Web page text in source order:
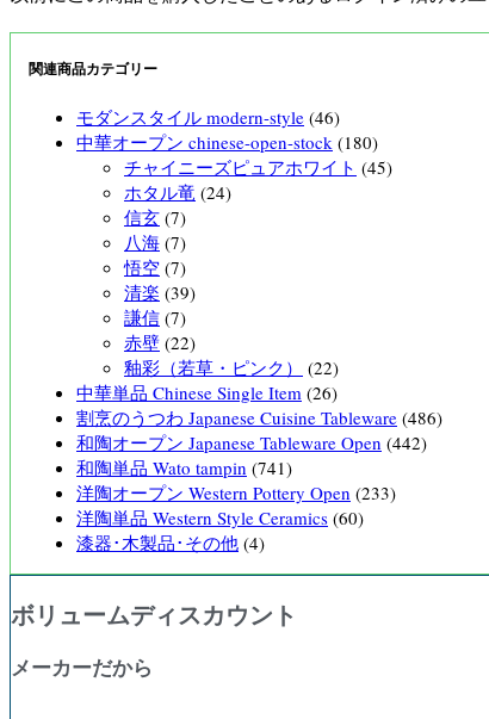
関連商品カテゴリー
モダンスタイル modern-style (46)
中華オープン chinese-open-stock (180)
チャイニーズピュアホワイト (45)
ホタル竜 (24)
信玄 (7)
八海 (7)
悟空 (7)
清楽 (39)
謙信 (7)
赤壁 (22)
釉彩（若草・ピンク）
(22)
中華単品 Chinese Single Item (26)
割烹のうつわ Japanese Cuisine Tableware (486)
和陶オープン Japanese Tableware Open (442)
和陶単品 Wato tampin (741)
洋陶オープン Western Pottery Open (233)
洋陶単品 Western Style Ceramics (60)
漆器･木製品･その他 (4)
ボリュームディスカウント
メーカーだから